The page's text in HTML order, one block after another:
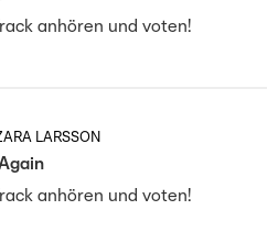
anhören und voten!
LARSSON
anhören und voten!